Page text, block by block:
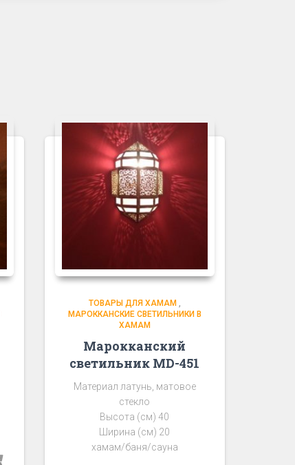
ТОВАРЫ ДЛЯ ХАМАМ,
МАРОККАНСКИЕ СВЕТИЛЬНИКИ В
ХАМАМ
Марокканский
светильник MD-451
Материал латунь, матовое
стекло
Высота (см) 40
Ширина (см) 20
хамам/баня/сауна